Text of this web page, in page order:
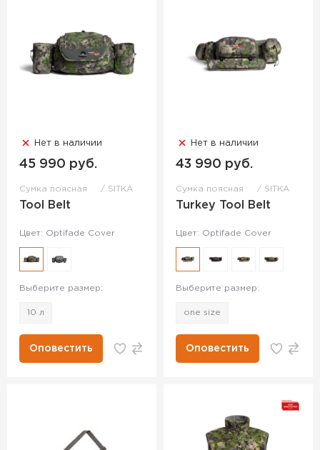
Нет в наличии
45 990 руб.
Сумка поясная SITKA
Tool Belt
Цвет: Optifade Cover
Выберите размер:
10 л
Оповестить
Нет в наличии
43 990 руб.
Сумка поясная SITKA
Turkey Tool Belt
Цвет: Optifade Cover
Выберите размер:
one size
Оповестить